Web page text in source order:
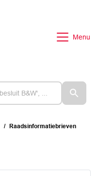
Menu
Raadsinformatiebrieven